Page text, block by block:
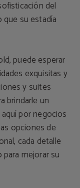
del
su estadía
puede esperar
exquisitas y
y suites
brindarle un
por negocios
opciones de
cada detalle
mejorar su